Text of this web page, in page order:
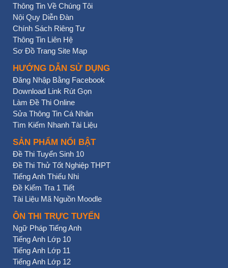
Thông Tin Về Chúng Tôi
Nội Quy Diễn Đàn
Chính Sách Riêng Tư
Thông Tin Liên Hệ
Sơ Đồ Trang Site Map
HƯỚNG DẪN SỬ DỤNG
Đăng Nhập Bằng Facebook
Download Link Rút Gọn
Làm Đề Thi Online
Sửa Thông Tin Cá Nhân
Tìm Kiếm Nhanh Tài Liệu
SẢN PHẨM NỔI BẬT
Đề Thi Tuyển Sinh 10
Đề Thi Thử Tốt Nghiệp THPT
Tiếng Anh Thiếu Nhi
Đề Kiểm Tra 1 Tiết
Tài Liệu Mã Nguồn Moodle
ÔN THI TRỰC TUYẾN
Ngữ Pháp Tiếng Anh
Tiếng Anh Lớp 10
Tiếng Anh Lớp 11
Tiếng Anh Lớp 12